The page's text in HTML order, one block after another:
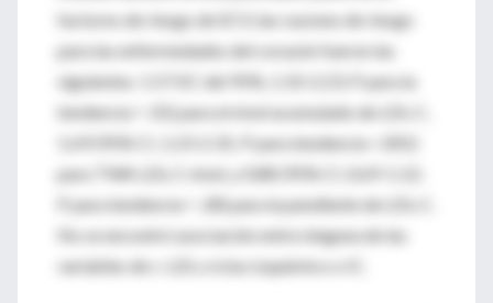
factores de riesgo de ECV, las razones de riesgo
para las enfermedades del corazón fueron las
siguientes: 1.57 (IC del 95%, 1.10-2.23; P para la
tendencia = .01) para el nivel acumulado de LDL-C,
1.69 (95% CI, 1.23-2.31; P para tendencia <.001)
para TWA LDL-C nivel, y 0.88 (95% CI, 0.69-1.12;
P para tendencia = .28) para la pendiente de LDL-C.
No se encontró asociación entre ninguna de las
variables de c-LDL e ictus isquémico o IC.